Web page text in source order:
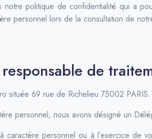
politique de confidentialité qui a
personnel lors de la consultation de
de
située 69 rue de Richelieu 75002 PARIS.
personnel, nous avons désigné un
personnel ou à l’exercice de